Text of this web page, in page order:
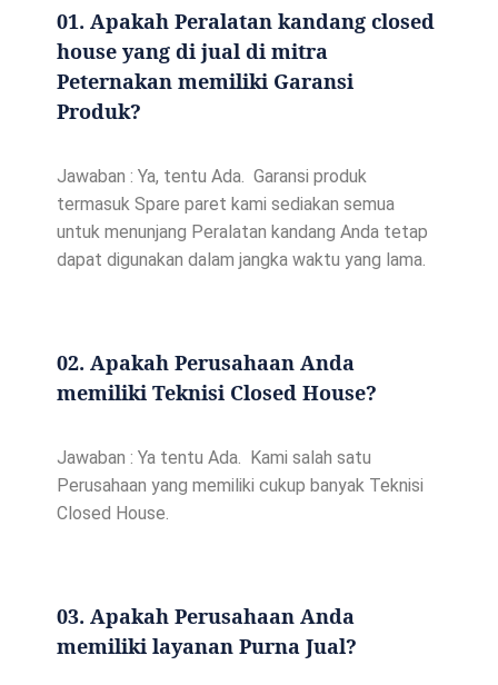
01. Apakah Peralatan kandang closed
house yang di jual di mitra
Peternakan memiliki Garansi
Produk?
Jawaban : Ya, tentu Ada. Garansi produk
termasuk Spare paret kami sediakan semua
untuk menunjang Peralatan kandang Anda tetap
dapat digunakan dalam jangka waktu yang lama.
02. Apakah Perusahaan Anda
memiliki Teknisi Closed House?
Jawaban : Ya tentu Ada. Kami salah satu
Perusahaan yang memiliki cukup banyak Teknisi
Closed House.
03. Apakah Perusahaan Anda
memiliki layanan Purna Jual?